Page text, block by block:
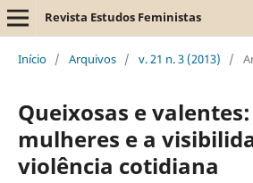
Revista Estudos Feministas
Início / Arquivos / v. 21 n. 3 (2013) /
Queixosas e
mulheres e a
violência cotidiana